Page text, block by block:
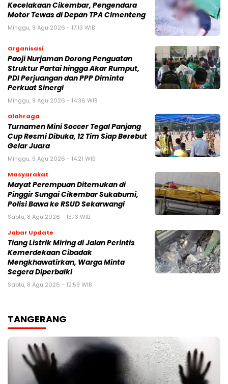
Kecelakaan Cikembar, Pengendara
Motor Tewas di Depan TPA Cimenteng
Minggu, 9 Agu 2026 - 17:13 WIB
Organisasi
Paoji Nurjaman Dorong Penguatan
Struktur Partai hingga Akar Rumput,
PDI Perjuangan dan PPP Diminta
Perkuat Sinergi
Minggu, 9 Agu 2026 - 14:36 WIB
Olahraga
Turnamen Mini Soccer Tegal Panjang
Cup Resmi Dibuka, 12 Tim Siap Berebut
Gelar Juara
Minggu, 9 Agu 2026 - 14:21 WIB
Masyarakat
‎Mayat Perempuan Ditemukan di
Pinggir Sungai Cikembar Sukabumi,
Polisi Bawa ke RSUD Sekarwangi‎
Sabtu, 8 Agu 2026 - 13:13 WIB
Jabar Update
Tiang Listrik Miring di Jalan Perintis
Kemerdekaan Cibadak
Mengkhawatirkan, Warga Minta
Segera Diperbaiki
Sabtu, 8 Agu 2026 - 12:59 WIB
TANGERANG